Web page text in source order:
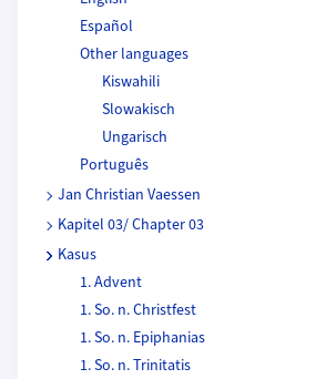
Español
Other languages
Kiswahili
Slowakisch
Ungarisch
Português
Jan Christian Vaessen
Kapitel 03/ Chapter 03
Kasus
1. Advent
1. So. n. Christfest
1. So. n. Epiphanias
1. So. n. Trinitatis